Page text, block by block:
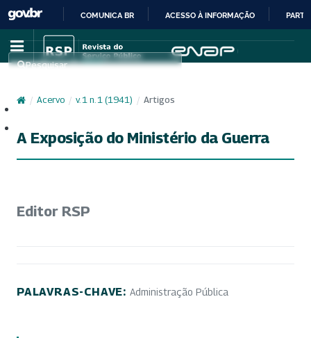
IR
PARA
CONTEÚDO
COMUNICA BR ACESSO À INFORMAÇÃO
Pesquisar
/ Acervo / v. 1 n. 1 (1941) / Artigos
A Exposição do Ministério da Guerra
Editor RSP
PALAVRAS-CHAVE: Administração Pública